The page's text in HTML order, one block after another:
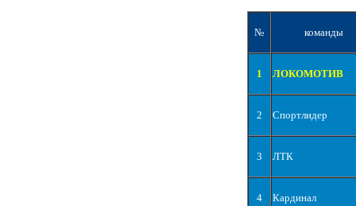
№ команды
1 ЛОКОМОТИВ
2 Спортлидер
3 ЛТК
4 Кардинал